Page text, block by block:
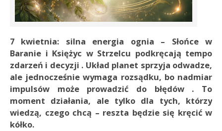
7 kwietnia: silna energia ognia – Słońce w
Baranie i Księżyc w Strzelcu podkręcają tempo
zdarzeń i decyzji . Układ planet sprzyja odwadze,
ale jednocześnie wymaga rozsądku, bo nadmiar
impulsów może prowadzić do błędów . To
moment działania, ale tylko dla tych, którzy
wiedzą, czego chcą – reszta będzie się kręcić w
kółko.